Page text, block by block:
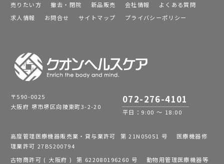
売りたい方 撤去・閉院 新品販売 会社情報
よくある質問
求人情報
お問合せ サイトマップ プライバシーポリシー
〒590-0025
大阪府 堺市堺区向陵東町3-2-20
072-276-4101
平日：9:00 ～ 18:00
高度管理医療機器販売業・貸与業許可 第 21N05051 号 医療機器修
理業許可 27BS200794
古物商許可 ( 大阪府 ) 第 622080196260 号 動物用管理医療機器等